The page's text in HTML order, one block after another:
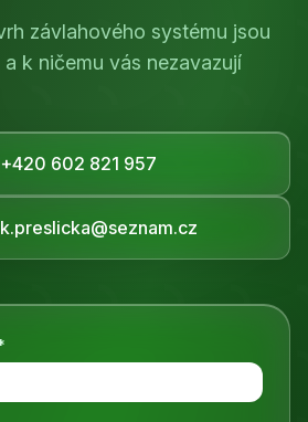
závlahového systému jsou
k ničemu vás nezavazují
+420 602 821 957